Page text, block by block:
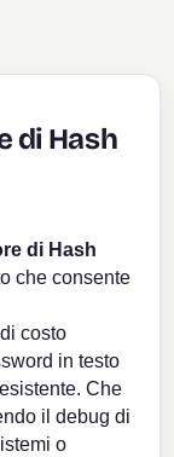
di Hash
di Hash
che consente
costo
in testo
Che
il debug di
o